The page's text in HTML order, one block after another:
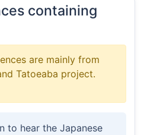
containing
are mainly from
Tatoeaba project.
to hear the Japanese